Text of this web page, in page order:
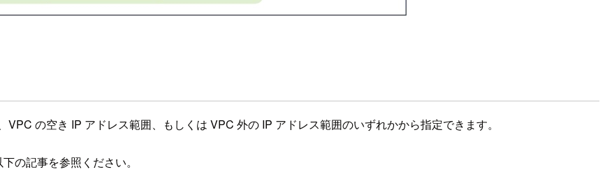
の空き IP アドレス範囲、もしくは VPC 外の IP アドレス範囲のいずれかから指定できます。
の記事を参照ください。